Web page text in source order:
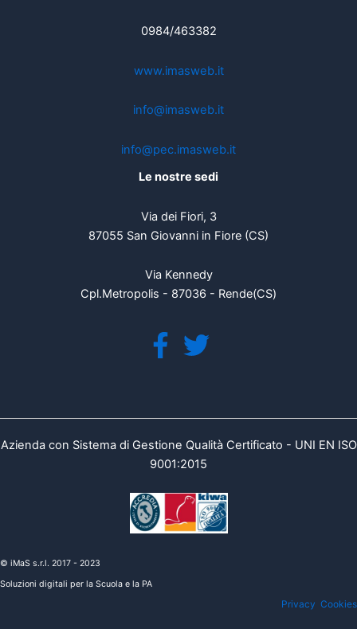
0984/463382
www.imasweb.it
info@imasweb.it
info@pec.imasweb.it
Le nostre sedi
Via dei Fiori, 3
87055 San Giovanni in Fiore (CS)
Via Kennedy
Cpl.Metropolis - 87036 - Rende(CS)
Azienda con Sistema di Gestione Qualità Certificato - UNI EN ISO
9001:2015
© iMaS s.r.l. 2017 - 2023
Soluzioni digitali per la Scuola e la PA
Privacy Cookies